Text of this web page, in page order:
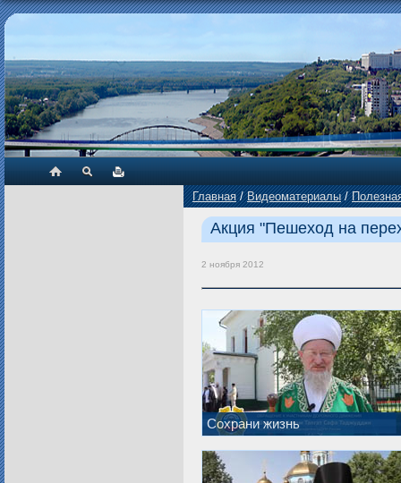
Главная/Видеоматериалы/
Акция "Пешеход на
2 ноября 2012
Сохрани жизнь